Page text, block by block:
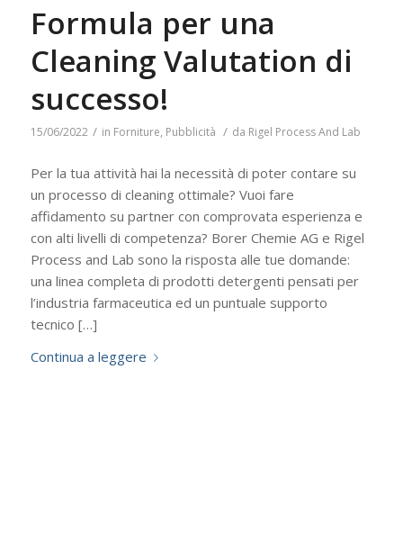
Formula per una
Cleaning Valutation di
successo!
15/06/2022 / in Forniture, Pubblicità / da Rigel Process And Lab
Per la tua attività hai la necessità di poter contare su
un processo di cleaning ottimale? Vuoi fare
affidamento su partner con comprovata esperienza e
con alti livelli di competenza? Borer Chemie AG e Rigel
Process and Lab sono la risposta alle tue domande:
una linea completa di prodotti detergenti pensati per
l’industria farmaceutica ed un puntuale supporto
tecnico […]
Continua a leggere